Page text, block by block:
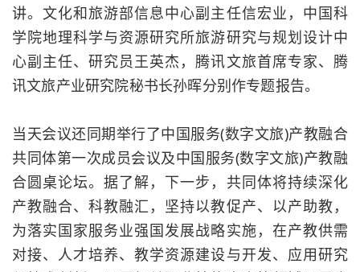
讲。文化和旅游部信息中心副主任信宏业，中国科
学院地理科学与资源研究所旅游研究与规划设计中
心副主任、研究员王英杰，腾讯文旅首席专家、腾
讯文旅产业研究院秘书长孙晖分别作专题报告。
当天会议还同期举行了中国服务(数字文旅)产教融合
共同体第一次成员会议及中国服务(数字文旅)产教融
合圆桌论坛。据了解，下一步，共同体将持续深化
产教融合、科教融汇，坚持以教促产、以产助教，
为落实国家服务业强国发展战略实施，在产教供需
对接、人才培养、教学资源建设与开发、应用研究